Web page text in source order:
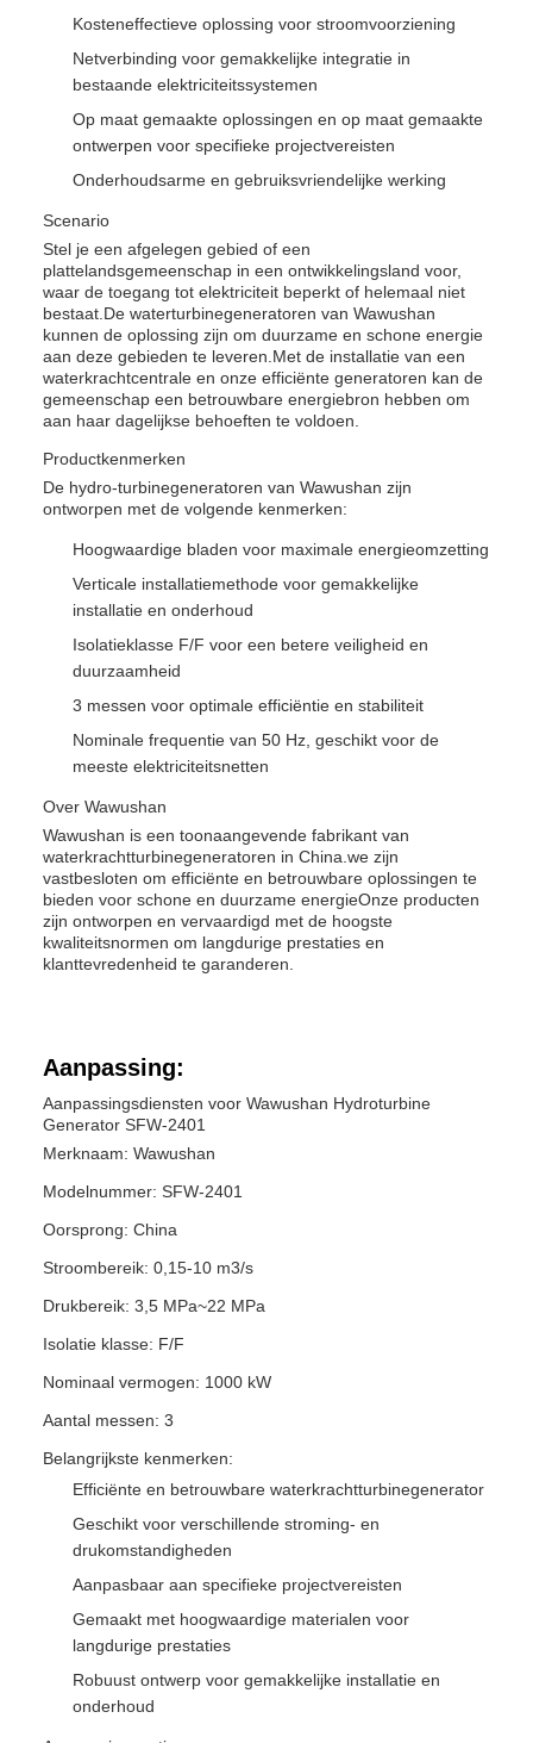
Kosteneffectieve oplossing voor stroomvoorziening
Netverbinding voor gemakkelijke integratie in
bestaande elektriciteitssystemen
Op maat gemaakte oplossingen en op maat gemaakte
ontwerpen voor specifieke projectvereisten
Onderhoudsarme en gebruiksvriendelijke werking
Scenario
Stel je een afgelegen gebied of een
plattelandsgemeenschap in een ontwikkelingsland voor,
waar de toegang tot elektriciteit beperkt of helemaal niet
bestaat.De waterturbinegeneratoren van Wawushan
kunnen de oplossing zijn om duurzame en schone energie
aan deze gebieden te leveren.Met de installatie van een
waterkrachtcentrale en onze efficiënte generatoren kan de
gemeenschap een betrouwbare energiebron hebben om
aan haar dagelijkse behoeften te voldoen.
Productkenmerken
De hydro-turbinegeneratoren van Wawushan zijn
ontworpen met de volgende kenmerken:
Hoogwaardige bladen voor maximale energieomzetting
Verticale installatiemethode voor gemakkelijke
installatie en onderhoud
Isolatieklasse F/F voor een betere veiligheid en
duurzaamheid
3 messen voor optimale efficiëntie en stabiliteit
Nominale frequentie van 50 Hz, geschikt voor de
meeste elektriciteitsnetten
Over Wawushan
Wawushan is een toonaangevende fabrikant van
waterkrachtturbinegeneratoren in China.we zijn
vastbesloten om efficiënte en betrouwbare oplossingen te
bieden voor schone en duurzame energieOnze producten
zijn ontworpen en vervaardigd met de hoogste
kwaliteitsnormen om langdurige prestaties en
klanttevredenheid te garanderen.
Aanpassing:
Aanpassingsdiensten voor Wawushan Hydroturbine
Generator SFW-2401
Merknaam: Wawushan
Modelnummer: SFW-2401
Oorsprong: China
Stroombereik: 0,15-10 m3/s
Drukbereik: 3,5 MPa~22 MPa
Isolatie klasse: F/F
Nominaal vermogen: 1000 kW
Aantal messen: 3
Belangrijkste kenmerken:
Efficiënte en betrouwbare waterkrachtturbinegenerator
Geschikt voor verschillende stroming- en
drukomstandigheden
Aanpasbaar aan specifieke projectvereisten
Gemaakt met hoogwaardige materialen voor
langdurige prestaties
Robuust ontwerp voor gemakkelijke installatie en
onderhoud